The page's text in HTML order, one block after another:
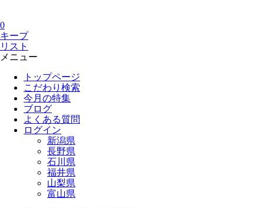
0
キープ
リスト
メニュー
トップページ
こだわり検索
今月の特集
ブログ
よくある質問
ログイン
新潟県
長野県
石川県
福井県
山梨県
富山県